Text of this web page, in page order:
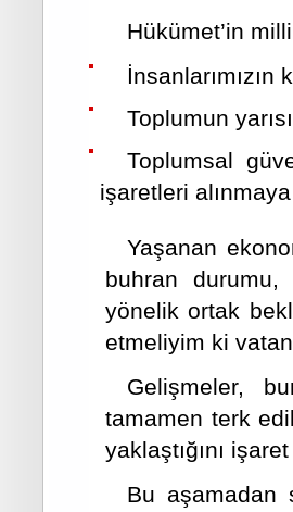
Hükümet’in
İnsanlarımızın
Toplumun
Toplumsal
işaretleri
Yaşanan
buhran durumu,
yönelik ortak
etmeliyim ki
Gelişmeler,
tamamen terk
yaklaştığını
Bu aşamadan